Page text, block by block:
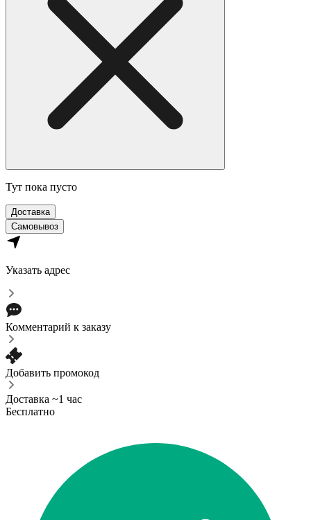
Тут пока пусто
Доставка
Самовывоз
Указать адрес
Комментарий к заказу
Добавить промокод
Доставка ~1 час
Бесплатно